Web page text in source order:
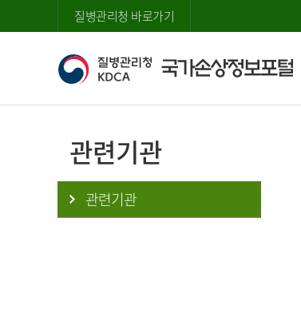
질병관리청 바로가기
관련기관
관련기관